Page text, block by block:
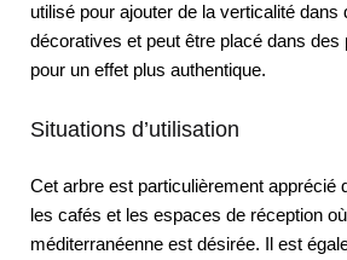
utilisé pour ajouter de la verticalité dans
décoratives et peut être placé dans des
pour un effet plus authentique.
Situations d’utilisation
Cet arbre est particulièrement apprécié
les cafés et les espaces de réception
méditerranéenne est désirée. Il est